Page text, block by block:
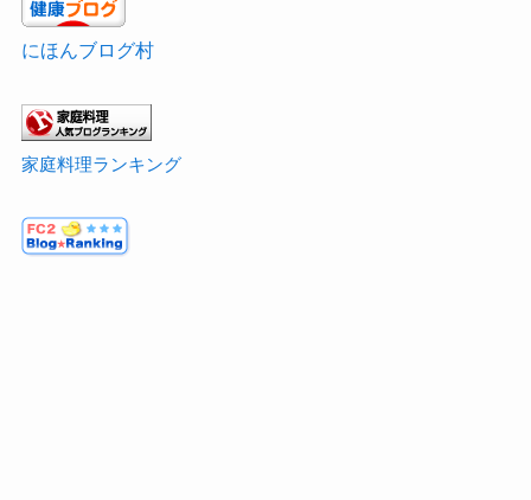
にほんブログ村
家庭料理ランキング